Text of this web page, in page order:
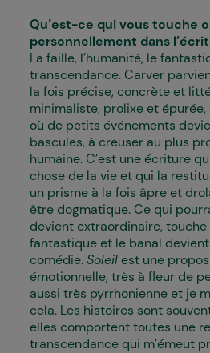
Qu’est-ce qui vous touche
personnellement dans
La faille, l’humanité, le
transcendance. Carver
la fois précise, concrète et
minimaliste, prolixe et
où de petits événements
bascules, à creuser au plus
humaine. C’est une écriture
chose de la vie et qui la
un prisme à la fois âpre et
être dogmatique. Ce qui
devient extraordinaire,
fantastique et le banal
comédie.Soleil est une
émotionnelle, très à fleur de
aussi très pyrrhonienne et je
cela. Les histoires sont
elles comportent toutes une
transcendance qui m’émeut